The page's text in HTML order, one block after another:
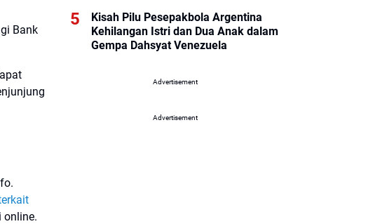
Bank
online.
Kisah Pilu Pesepakbola Argentina
Kehilangan Istri dan Dua Anak dalam
Gempa Dahsyat Venezuela
Advertisement
Advertisement